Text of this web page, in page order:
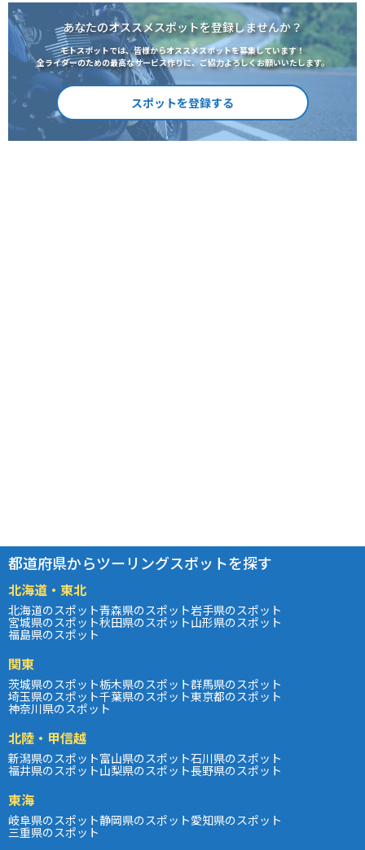
あなたのオススメスポットを登録しませんか？
モトスポットでは、皆様からオススメスポットを募集しています！
全ライダーのための最高なサービス作りに、ご協力よろしくお願いいたします。
スポットを登録する
都道府県からツーリングスポットを探す
北海道・東北
北海道のスポット青森県のスポット岩手県のスポット
宮城県のスポット秋田県のスポット山形県のスポット
福島県のスポット
関東
茨城県のスポット栃木県のスポット群馬県のスポット
埼玉県のスポット千葉県のスポット東京都のスポット
神奈川県のスポット
北陸・甲信越
新潟県のスポット富山県のスポット石川県のスポット
福井県のスポット山梨県のスポット長野県のスポット
東海
岐阜県のスポット静岡県のスポット愛知県のスポット
三重県のスポット